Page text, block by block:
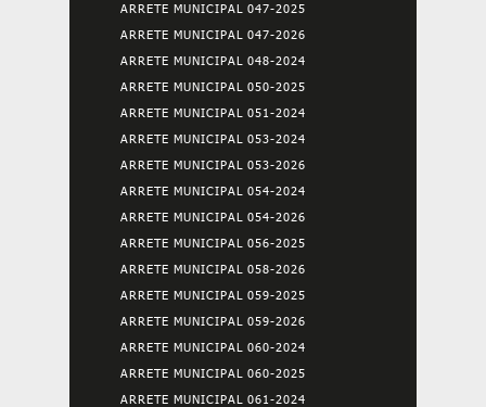
ARRETE MUNICIPAL 047-2025
ARRETE MUNICIPAL 047-2026
ARRETE MUNICIPAL 048-2024
ARRETE MUNICIPAL 050-2025
ARRETE MUNICIPAL 051-2024
ARRETE MUNICIPAL 053-2024
ARRETE MUNICIPAL 053-2026
ARRETE MUNICIPAL 054-2024
ARRETE MUNICIPAL 054-2026
ARRETE MUNICIPAL 056-2025
ARRETE MUNICIPAL 058-2026
ARRETE MUNICIPAL 059-2025
ARRETE MUNICIPAL 059-2026
ARRETE MUNICIPAL 060-2024
ARRETE MUNICIPAL 060-2025
ARRETE MUNICIPAL 061-2024